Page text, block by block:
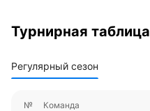
Турнирная таблица
Регулярный сезон
№ Команда